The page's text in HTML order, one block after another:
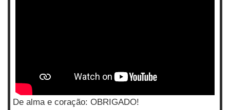
De alma e coração: OBRIGADO!